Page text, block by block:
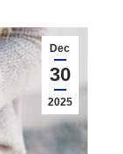
Dec
30
2025